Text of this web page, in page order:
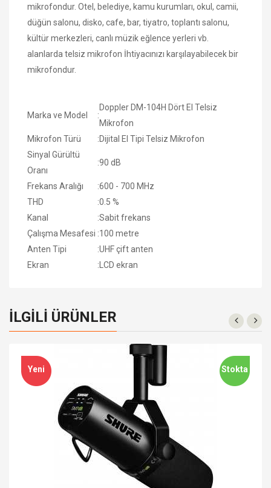
mikrofondur. Otel, belediye, kamu kurumları, okul, camii,
düğün salonu, disko, cafe, bar, tiyatro, toplantı salonu,
kültür merkezleri, canlı müzik eğlence yerleri vb.
alanlarda telsiz mikrofon İhtiyacınızı karşılayabilecek bir
mikrofondur.
Marka ve Model :
Doppler DM-104H Dört El Telsiz
Mikrofon
Mikrofon Türü
:Dijital El Tipi Telsiz Mikrofon
Sinyal Gürültü
Oranı
:90 dB
Frekans Aralığı :600 - 700 MHz
THD
:0.5 %
Kanal
:Sabit frekans
Çalışma Mesafesi :100 metre
Anten Tipi
:UHF çift anten
Ekran
: LCD ekran
İLGILI ÜRÜNLER
Stokta
Yeni